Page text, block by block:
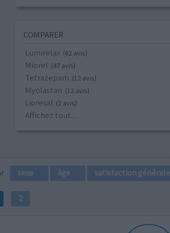
COMPARER
Lumirelax (62 avis)
Miorel (47 avis)
Tetrazepam (12 avis)
Myolastan (12 avis)
Lioresal (2 avis)
Affichez tout...
sexe âge satisfaction générale
2